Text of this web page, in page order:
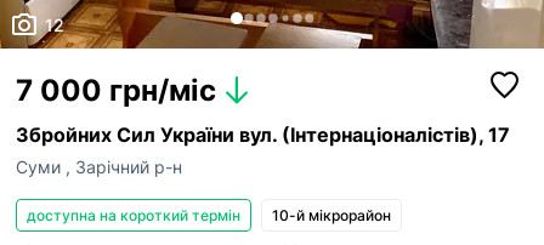
12
7 000 грн/міс
Збройних Сил України вул. (Інтернаціоналістів), 17
Суми , Зарічний р-н
доступна на короткий термін 10-й мікрорайон